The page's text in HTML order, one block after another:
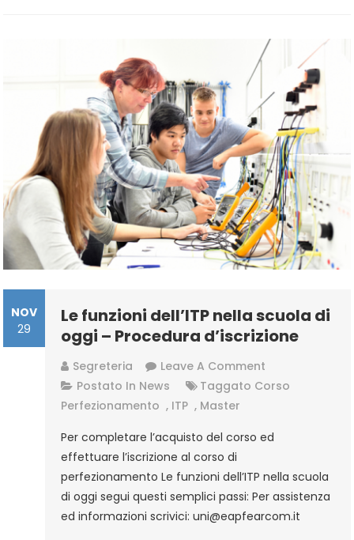
Grado
(classe
A-
A-
25)
–
Procedura
D’iscrizione
NOV
29
Le funzioni dell’ITP nella scuola di
oggi – Procedura d’iscrizione
Segreteria Leave A Comment
Le
Nella
Di
Oggi
–
Postato In News Taggato Corso
Perfezionamento , ITP , Master
Per completare l’acquisto del corso ed
effettuare l’iscrizione al corso di
perfezionamento Le funzioni dell’ITP nella scuola
di oggi segui questi semplici passi: Per assistenza
ed informazioni scrivici: uni@eapfearcom.it